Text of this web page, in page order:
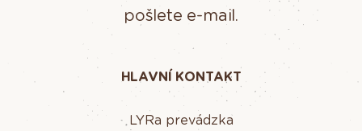
pošlete e-mail.
HLAVNÍ KONTAKT
LYRa prevádzka